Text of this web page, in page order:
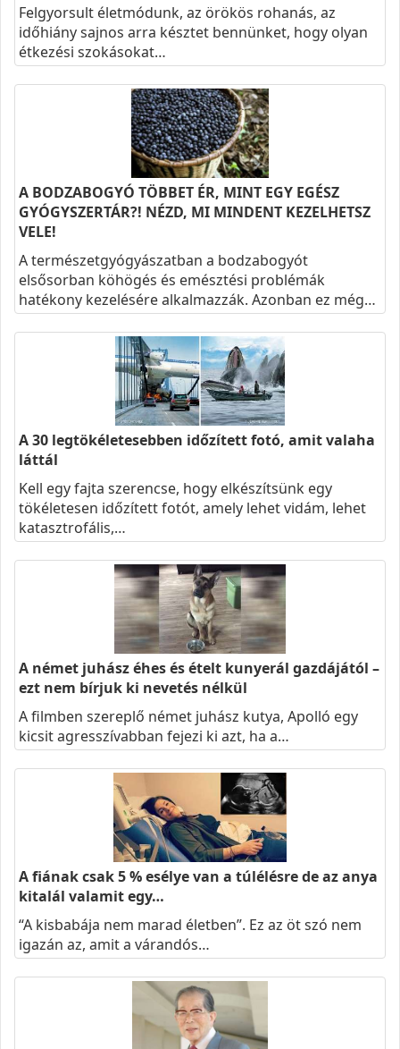
Felgyorsult életmódunk, az örökös rohanás, az
időhiány sajnos arra késztet bennünket, hogy olyan
étkezési szokásokat…
A BODZABOGYÓ TÖBBET ÉR, MINT EGY EGÉSZ
GYÓGYSZERTÁR?! NÉZD, MI MINDENT KEZELHETSZ
VELE!
A természetgyógyászatban a bodzabogyót
elsősorban köhögés és emésztési problémák
hatékony kezelésére alkalmazzák. Azonban ez még…
A 30 legtökéletesebben időzített fotó, amit valaha
láttál
Kell egy fajta szerencse, hogy elkészítsünk egy
tökéletesen időzített fotót, amely lehet vidám, lehet
katasztrofális,…
A német juhász éhes és ételt kunyerál gazdájától –
ezt nem bírjuk ki nevetés nélkül
A filmben szereplő német juhász kutya, Apolló egy
kicsit agresszívabban fejezi ki azt, ha a…
A fiának csak 5 % esélye van a túlélésre de az anya
kitalál valamit egy…
“A kisbabája nem marad életben”. Ez az öt szó nem
igazán az, amit a várandós…